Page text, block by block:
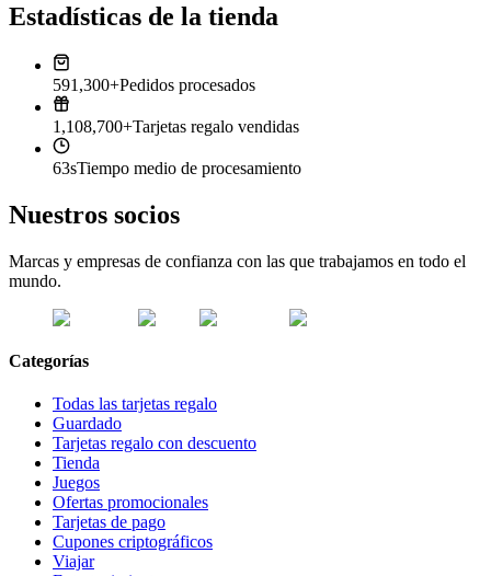
Estadísticas de la tienda
591,300+Pedidos procesados
1,108,700+Tarjetas regalo vendidas
63sTiempo medio de procesamiento
Nuestros socios
Marcas y empresas de confianza con las que trabajamos en todo el
mundo.
Categorías
Todas las tarjetas regalo
Guardado
Tarjetas regalo con descuento
Tienda
Juegos
Ofertas promocionales
Tarjetas de pago
Cupones criptográficos
Viajar